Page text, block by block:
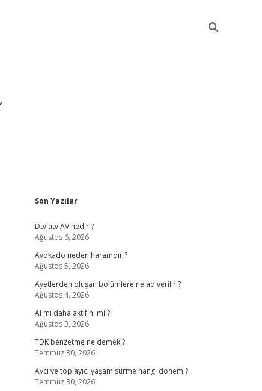
Sidebar
Son Yazılar
Dtv atv AV nedir ?
Ağustos 6, 2026
Avokado neden haramdır ?
Ağustos 5, 2026
Ayetlerden oluşan bölümlere ne ad verilir ?
Ağustos 4, 2026
Al mı daha aktif ni mi ?
Ağustos 3, 2026
TDK benzetme ne demek ?
Temmuz 30, 2026
Avcı ve toplayıcı yaşam sürme hangi dönem ?
Temmuz 30, 2026